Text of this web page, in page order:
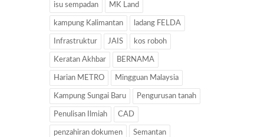
isu sempadan MK Land
kampung Kalimantan ladang FELDA
Infrastruktur JAIS kos roboh
Keratan Akhbar BERNAMA
Harian METRO Mingguan Malaysia
Kampung Sungai Baru Pengurusan tanah
Penulisan Ilmiah CAD
penzahiran dokumen Semantan